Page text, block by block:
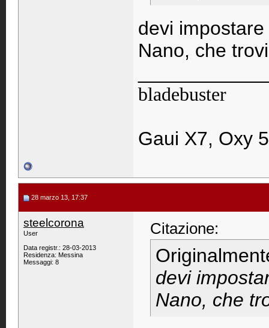
devi
Nano, che
bladebuster
Gaui X7, Oxy
28 marzo 13, 17:37
steelcorona
User
Data registr.: 28-03-2013
Residenza: Messina
Messaggi: 8
Citazione:
devi
Nano, che